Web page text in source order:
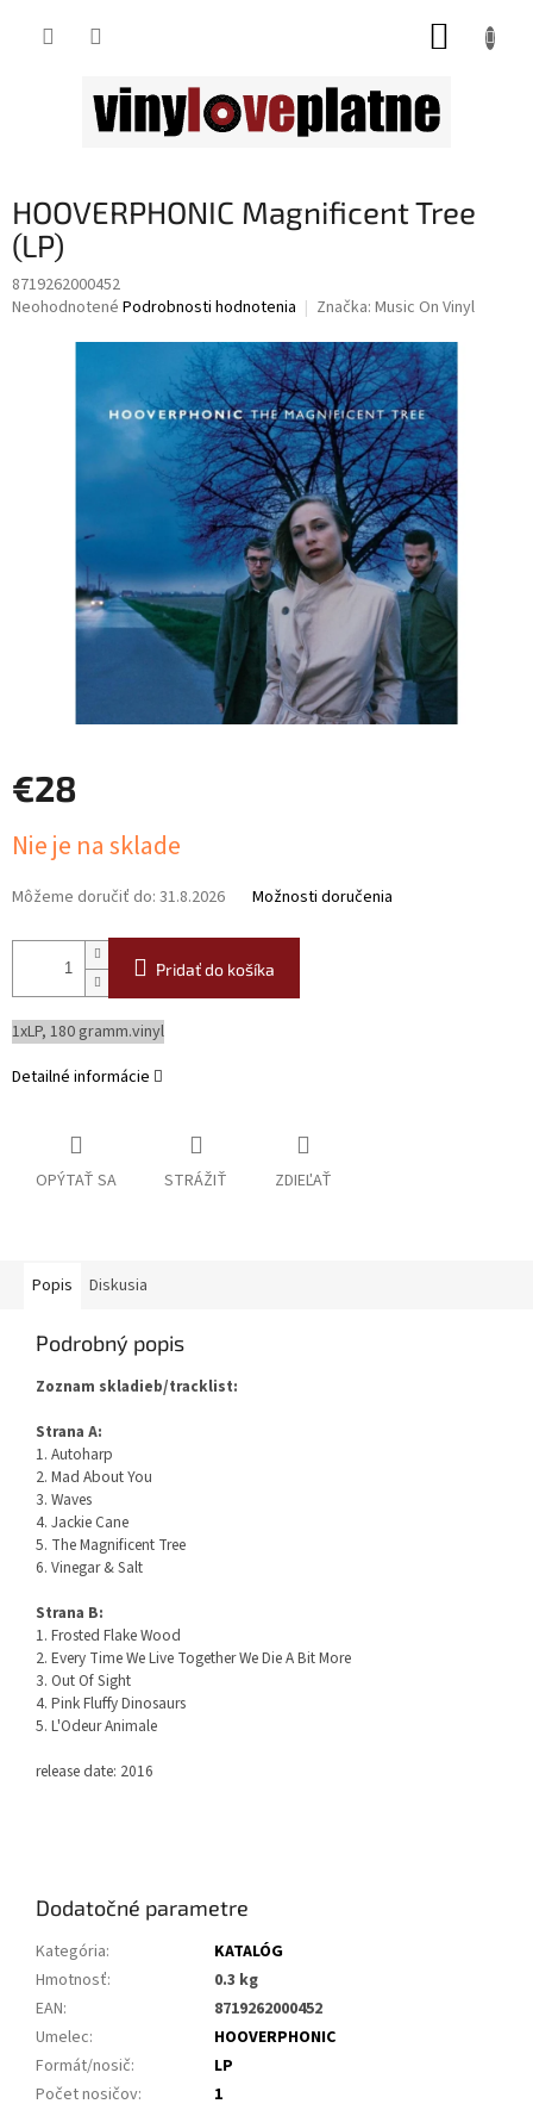
HOOVERPHONIC Magnificent Tree
(LP)
8719262000452
Priemerné
Neohodnotené Podrobnosti hodnotenia Značka: Music On Vinyl
€28
cena:
Nie je na sklade
Môžeme doručiť do: 31.8.2026 Možnosti doručenia
Pridať do košíka
1xLP, 180 gramm.vinyl
Detailné informácie
OPÝTAŤ SA STRÁŽIŤ ZDIEĽAŤ
Popis Diskusia
Podrobný popis
Zoznam skladieb/tracklist:
Strana A:
1. Autoharp
2. Mad About You
3. Waves
4. Jackie Cane
5. The Magnificent Tree
6. Vinegar & Salt
Strana B:
1. Frosted Flake Wood
2. Every Time We Live Together We Die A Bit More
3. Out Of Sight
4. Pink Fluffy Dinosaurs
5. L'Odeur Animale
release date: 2016
Dodatočné parametre
Kategória:
KATALÓG
Hmotnosť:
0.3 kg
EAN:
8719262000452
Umelec:
HOOVERPHONIC
Formát/nosič:
LP
Počet nosičov:
1